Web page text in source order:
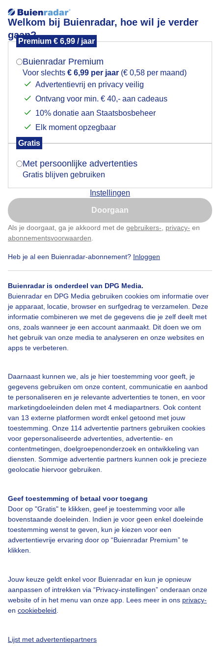
Welkom bij Buienradar, hoe wil je verder
gaan?
Premium € 6,99 / jaar
Buienradar Premium
Voor slechts € 6,99 per jaar (€ 0,58 per maand)
Advertentievrij en privacy veilig
Ontvang voor min. € 40,- aan cadeaus
10% donatie aan Staatsbosbeheer
Elk moment opzegbaar
Gratis
Met persoonlijke advertenties
Gratis blijven gebruiken
Instellingen
Doorgaan
Als je doorgaat, ga je akkoord met de gebruikers- privacy- en
abonnementsvoorwaarden
Heb je al een Buienradar-abonnement? Inloggen
Buienradar is onderdeel van DPG Media.
Buienradar en DPG Media gebruiken cookies om informatie over
je apparaat, locatie, browser en surfgedrag te verzamelen. Deze
informatie combineren we met de gegevens die je zelf deelt met
ons, zoals wanneer je een account aanmaakt. Dit doen we om
het gebruik van onze media te analyseren en onze websites en
apps te verbeteren.
Daarnaast kunnen we, als je hier toestemming voor geeft, je
gegevens gebruiken om onze content, communicatie en aanbod
te personaliseren en je relevante advertenties te tonen, en voor
marketingdoeleinden delen met 4 mediapartners. Ook content
van 13 externe platformen wordt enkel getoond met jouw
toestemming. Onze 114 advertentie partners gebruiken cookies
voor gepersonaliseerde advertenties, advertentie- en
contentmetingen, doelgroepenonderzoek en ontwikkeling van
diensten. Sommige advertentie partners kunnen ook je precieze
geolocatie hiervoor gebruiken.
Geef toestemming of betaal voor toegang
Door op "Gratis" te klikken, geef je toestemming voor alle
bovenstaande doeleinden. Indien je voor geen enkel doeleinde
toestemming wenst te geven, kun je kiezen voor een
advertentievrije ervaring door op “Buienradar Premium” te
klikken.
Jouw keuze geldt enkel voor Buienradar en kun je opnieuw
aanpassen of intrekken via “Privacy-instellingen” onderaan onze
website of in het menu van onze app. Lees meer in ons privacy-
en cookiebeleid
Lijst met advertentiepartners
Vuurwerk op hoogte
Door: Simone Genna Wiersma Gemaakt: 01-01-2024, 148x bekeken
Siervuurwerk Vuurwerk Dronefoto
Bekijk slideshow
Over Buienradar
Bedrijfsgegevens
Contact
Toegankelijkheid
Gebruikersvoorwaarden
Adverteren
Privacy beleid
Cookie beleid
Mogen we je locatie gebruiken voor het
Indien je hier nog geen akkoord op hebt gegeven,
verschijnt er zo een pop-up uit je browser waarin
Is goed, toon de popup
Nu niet, misschien later
Klik hierom dit aan te passen